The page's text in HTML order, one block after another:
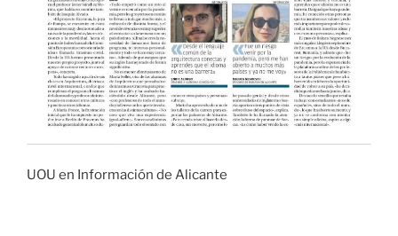
UOU en Información de Alicante